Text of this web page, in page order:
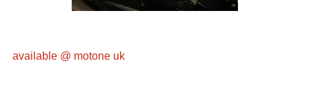
available @ motone uk